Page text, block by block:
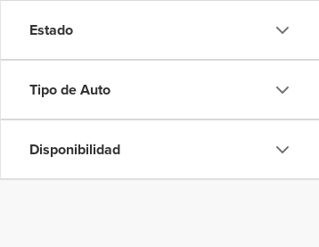
Estado
Tipo de Auto
Disponibilidad